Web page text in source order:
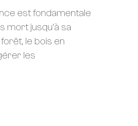
est fondamentale
mort jusqu’à sa
le bois en
les